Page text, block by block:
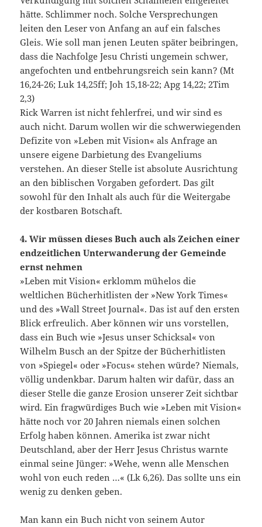
hätte. Schlimmer noch. Solche Versprechungen
leiten den Leser von Anfang an auf ein falsches
Gleis. Wie soll man jenen Leuten später beibringen,
dass die Nachfolge Jesu Christi ungemein schwer,
angefochten und entbehrungsreich sein kann? (Mt
16,24-26; Luk 14,25ff; Joh 15,18-22; Apg 14,22; 2Tim
2,3)
Rick Warren ist nicht fehlerfrei, und wir sind es
auch nicht. Darum wollen wir die schwerwiegenden
Defizite von »Leben mit Vision« als Anfrage an
unsere eigene Darbietung des Evangeliums
verstehen. An dieser Stelle ist absolute Ausrichtung
an den biblischen Vorgaben gefordert. Das gilt
sowohl für den Inhalt als auch für die Weitergabe
der kostbaren Botschaft.
4. Wir müssen dieses Buch auch als Zeichen einer
endzeitlichen Unterwanderung der Gemeinde
ernst nehmen
»Leben mit Vision« erklomm mühelos die
weltlichen Bücherhitlisten der »New York Times«
und des »Wall Street Journal«. Das ist auf den ersten
Blick erfreulich. Aber können wir uns vorstellen,
dass ein Buch wie »Jesus unser Schicksal« von
Wilhelm Busch an der Spitze der Bücherhitlisten
von »Spiegel« oder »Focus« stehen würde? Niemals,
völlig undenkbar. Darum halten wir dafür, dass an
dieser Stelle die ganze Erosion unserer Zeit sichtbar
wird. Ein fragwürdiges Buch wie »Leben mit Vision«
hätte noch vor 20 Jahren niemals einen solchen
Erfolg haben können. Amerika ist zwar nicht
Deutschland, aber der Herr Jesus Christus warnte
einmal seine Jünger: »Wehe, wenn alle Menschen
wohl von euch reden …« (Lk 6,26). Das sollte uns ein
wenig zu denken geben.
Man kann ein Buch nicht von seinem Autor